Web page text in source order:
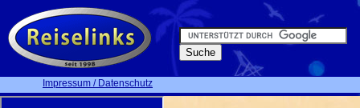
Impressum / Datenschutz